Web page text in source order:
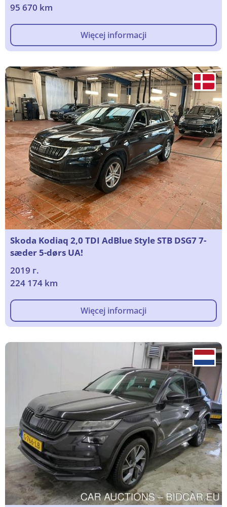
95 670 km
Więcej informacji
Skoda Kodiaq 2,0 TDI AdBlue Style STB DSG7 7-
sæder 5-dørs UA!
2019 г.
224 174 km
Więcej informacji